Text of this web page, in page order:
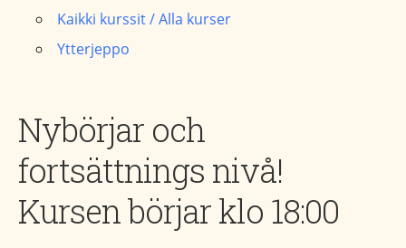
Kaikki kurssit / Alla kurser
Ytterjeppo
Nybörjar och
fortsättnings nivå!
Kursen börjar klo 18:00